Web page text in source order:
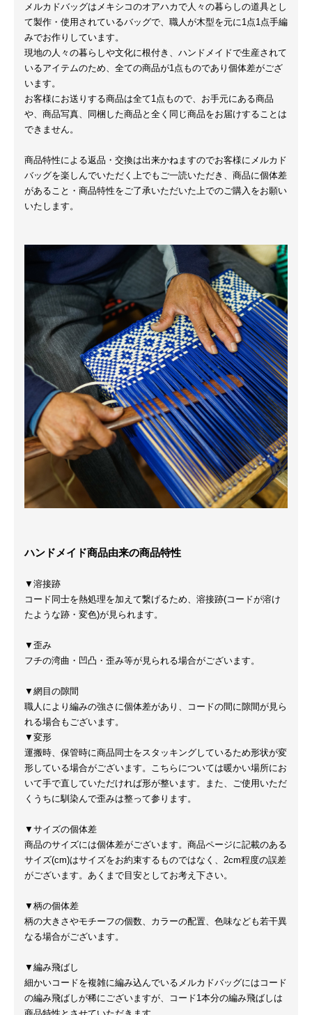
メルカドバッグはメキシコのオアハカで人々の暮らしの道具とし
て製作・使用されているバッグで、職人が木型を元に1点1点手編
みでお作りしています。
現地の人々の暮らしや文化に根付き、ハンドメイドで生産されて
いるアイテムのため、全ての商品が1点ものであり個体差がござ
います。
お客様にお送りする商品は全て1点もので、お手元にある商品
や、商品写真、同梱した商品と全く同じ商品をお届けすることは
できません。
商品特性による返品・交換は出来かねますのでお客様にメルカド
バッグを楽しんでいただく上でもご一読いただき、商品に個体差
があること・商品特性をご了承いただいた上でのご購入をお願い
いたします。
ハンドメイド商品由来の商品特性
▼溶接跡
コード同士を熱処理を加えて繋げるため、溶接跡(コードが溶け
たような跡・変色)が見られます。
▼歪み
フチの湾曲・凹凸・歪み等が見られる場合がございます。
▼網目の隙間
職人により編みの強さに個体差があり、コードの間に隙間が見ら
れる場合もございます。
▼変形
運搬時、保管時に商品同士をスタッキングしているため形状が変
形している場合がございます。こちらについては暖かい場所にお
いて手で直していただければ形が整います。また、ご使用いただ
くうちに馴染んで歪みは整って参ります。
▼サイズの個体差
商品のサイズには個体差がございます。商品ページに記載のある
サイズ(cm)はサイズをお約束するものではなく、2cm程度の誤差
がございます。あくまで目安としてお考え下さい。
▼柄の個体差
柄の大きさやモチーフの個数、カラーの配置、色味なども若干異
なる場合がございます。
▼編み飛ばし
細かいコードを複雑に編み込んでいるメルカドバッグにはコード
の編み飛ばしが稀にございますが、コード1本分の編み飛ばしは